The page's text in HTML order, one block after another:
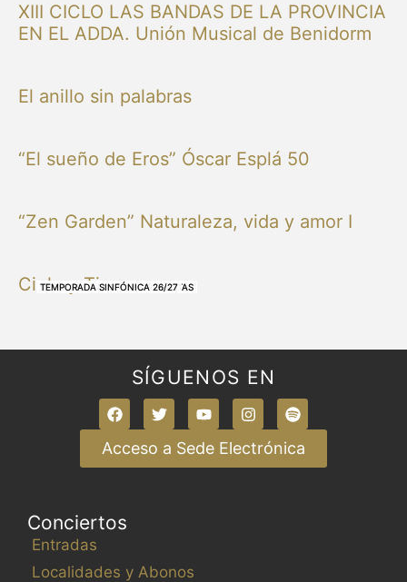
NUESTRAS BANDAS Y ORQUESTAS
NUESTRAS BANDAS Y ORQUESTAS
OTRAS MÚSICAS
NUESTRAS BANDAS Y ORQUESTAS
XIII CICLO LAS BANDAS DE LA PROVINCIA
EN EL ADDA. Unión Musical de Benidorm
NUESTRAS BANDAS Y ORQUESTAS
El anillo sin palabras
TEMPORADA SINFÓNICA 26/27
“El sueño de Eros” Óscar Esplá 50
TEMPORADA SINFÓNICA 26/27
“Zen Garden” Naturaleza, vida y amor I
TEMPORADA SINFÓNICA 26/27
Cielo y Tierra
TEMPORADA SINFÓNICA 26/27
SÍGUENOS EN
Acceso a Sede Electrónica
Conciertos
Entradas
Localidades y Abonos